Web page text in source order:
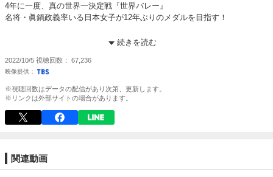
4年に一度、真の世界一決定戦『世界バレー』
名将・眞鍋政義率いる日本女子が12年ぶりのメダルを目指す！
Women's volleyball world championship 2022
Japan vs Belgium
Airi Miyabe super play
《世界バレー女子OA情報》
【地上波TBS系列放送】※延長あり
10月7日(金) よる8時57分 vsプエルトリコ
10月9日(日) 深夜0時5分 vsオランダ
続きを読む
2022/10/5 視聴回数 67,236
※視聴回数はデータの配信があり次第、更新します。
※リンクは外部サイトの場合があります。
関連動画